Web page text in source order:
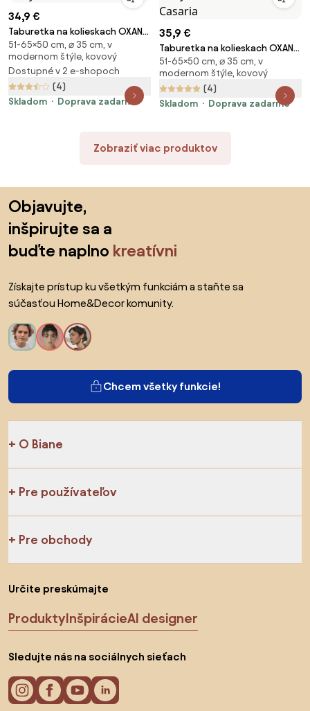
34,9 €
Taburetka na kolieskach OXANA
s opierkou na nohy, Ø35cm,
biela Casaria
51-65×50 cm, ⌀ 35 cm, v
modernom štýle, kovový
Dostupné v 2 e-shopoch
(4)
Skladom
Doprava zadarmo
35,9 €
Taburetka na kolieskach OXANA
s opierkou na nohy, Ø35cm,
čierna Casaria
51-65×50 cm, ⌀ 35 cm, v
modernom štýle, kovový
(4)
Skladom
Doprava zadarmo
Zobraziť viac produktov
Objavujte,
inšpirujte sa a
buďte naplno kreatívni
Získajte prístup ku všetkým funkciám a staňte sa
súčasťou Home&Decor komunity.
Chcem všetky funkcie!
O Biane
Pre používateľov
Pre obchody
Určite preskúmajte
ProduktyInšpirácieAI designer
Sledujte nás na sociálnych sieťach